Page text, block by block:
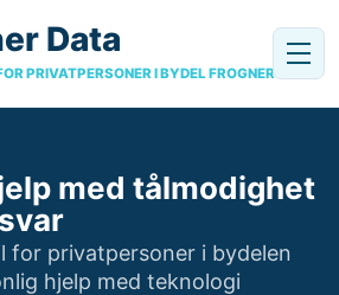
Data
PRIVATPERSONER I BYDEL FROGNER
med tålmodighet
for privatpersoner i bydelen
hjelp med teknologi